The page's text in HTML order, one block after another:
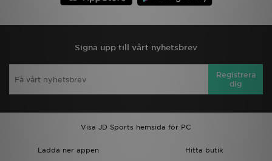
Signa upp till vårt nyhetsbrev
Registrera
dig
Visa JD Sports hemsida för PC
Ladda ner appen
Hitta butik